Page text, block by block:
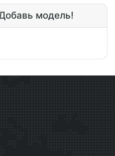
модель!